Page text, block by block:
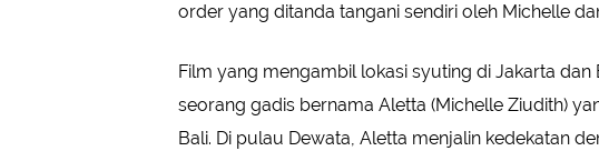
order yang ditanda tangani sendiri oleh Michelle
Film yang mengambil lokasi syuting di Jakarta
seorang gadis bernama Aletta (Michelle Ziudith)
Bali. Di pulau Dewata, Aletta menjalin kedekatan